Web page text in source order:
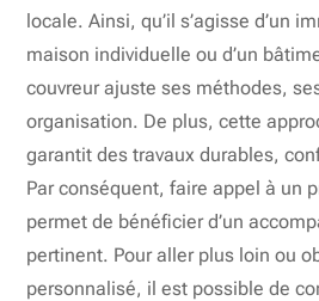
locale. Ainsi, qu’il s’agisse d’un
maison individuelle ou d’un
couvreur ajuste ses méthodes,
organisation. De plus, cette
garantit des travaux durables,
Par conséquent, faire appel à un
permet de bénéficier d’un
pertinent. Pour aller plus loin ou
personnalisé, il est possible de